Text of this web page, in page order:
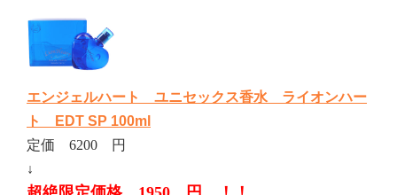
エンジェルハート ユニセックス香水 ライオンハー
ト EDT SP 100ml
定価 6200 円
↓